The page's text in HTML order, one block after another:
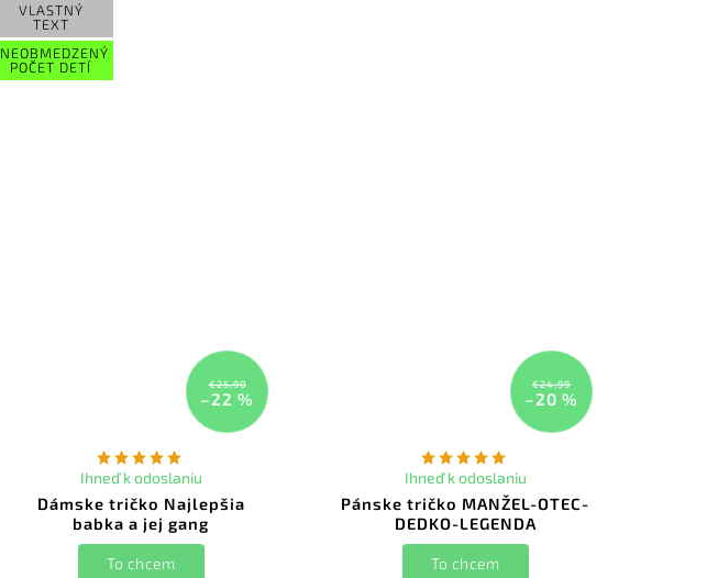
VLASTNÝ
TEXT
NEOBMEDZENÝ
POČET DETÍ
€25,90
–22 %
Dámske tričko Najlepšia
babka a jej gang
Ihneď k odoslaniu
To chcem
€24,99
–20 %
Pánske tričko MANŽEL-OTEC-
DEDKO-LEGENDA
Ihneď k odoslaniu
To chcem